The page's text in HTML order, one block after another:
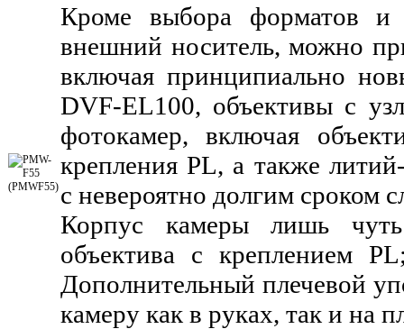
Кроме выбора форматов и
внешний носитель, можно
включая принципиально
DVF-EL100, объективы с
фотокамер, включая
крепления PL, а также
с невероятно долгим сроком
Корпус камеры лишь чуть
объектива с креплением
Дополнительный плечевой
камеру как в руках, так и на